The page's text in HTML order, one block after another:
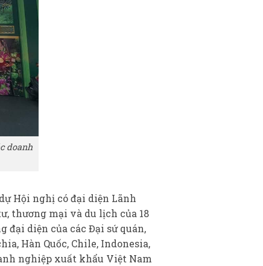
doanh
Hội nghị có đại diện Lãnh
thương mại và du lịch của 18
đại diện của các Đại sứ quán,
Hàn Quốc, Chile, Indonesia,
nghiệp xuất khẩu Việt Nam